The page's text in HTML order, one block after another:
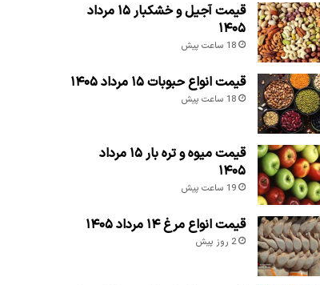
قیمت آجیل و خشکبار ۱۵ مرداد
۱۴۰۵
18 ساعت پیش
قیمت انواع حبوبات ۱۵ مرداد ۱۴۰۵
18 ساعت پیش
قیمت میوه و تره بار ۱۵ مرداد
۱۴۰۵
19 ساعت پیش
قیمت انواع مرغ ۱۴ مرداد ۱۴۰۵
2 روز پیش